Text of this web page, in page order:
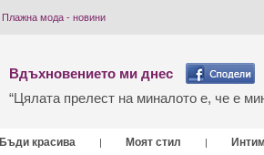
Плажна мода - новини
Вдъхновението ми днес
“Цялата прелест на миналото е, че е
Бъди красива | Моят стил |